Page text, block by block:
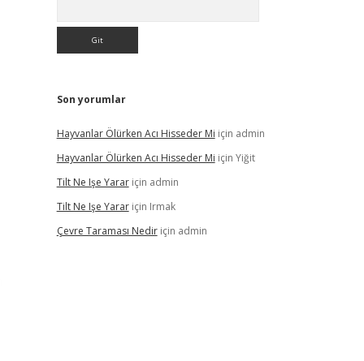
Son yorumlar
Hayvanlar Ölürken Acı Hisseder Mi için admin
Hayvanlar Ölürken Acı Hisseder Mi için Yiğit
Tilt Ne Işe Yarariçin admin
Tilt Ne Işe Yarariçin Irmak
Çevre Taraması Nediriçin admin